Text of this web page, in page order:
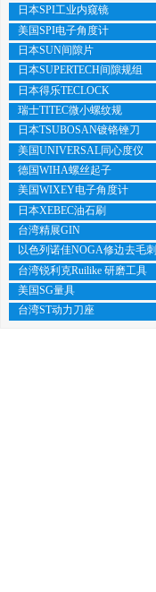
日本SPI工业内窥镜
美国SPI电子角度计
日本SUN间隙片
日本SUPERTECH间隙规组
日本得乐TECLOCK
瑞士TITEC微小螺纹规
日本TSUBOSAN镀铬锉刀
美国UNIVERSAL同心度仪
德国WIHA螺丝起子
美国WIXEY电子角度计
日本XEBEC油石刷
台湾精展GIN
以色列诺佳NOGA修边去毛刺
台湾锐利克Ruilike 研磨工具
美国SG量具
台湾ST动力刀座